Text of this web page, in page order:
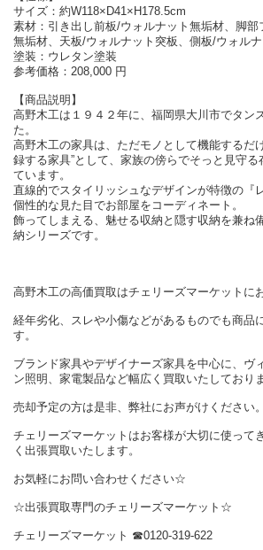
サイズ：約W118×D41×H178.5cm
素材：引き出し前板/ウォルナット無垢材、脚部
無垢材、天板/ウォルナット突板、側板/ウォル
塗装：ウレタン塗装
参考価格：208,000 円
【商品説明】
高野木工は１９４２年に、福岡県大川市でタン
た。
高野木工の家具は、ただモノとして機能するだ
録する家具”として、家族の傍らでそっと見守る
ています。
直線的でスタイリッシュなデザインが特徴の『
個性的な見た目でお部屋をコーディネート。
飾ってしまえる、魅せる収納と隠す収納を兼ね
納シリーズです。
高野木工の高価買取はチェリーズマーケットに
経年劣化、スレや小傷などがあるものでも商品
す。
ブランド家具やデザイナーズ家具を中心に、ヴ
ン照明、家電製品など幅広く買取いたしておりま
売却予定の方は是非、弊社にお声がけください。
チェリーズマーケットはお客様が大切に使って
く出張買取いたします。
お気軽にお問い合わせください☆
☆出張買取専門のチェリーズマーケット☆
チェリーズマーケット ☎︎0120-319-622